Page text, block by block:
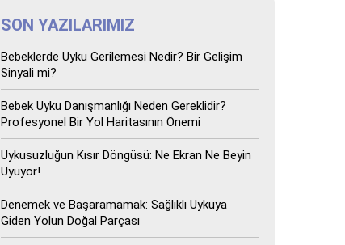
SON YAZILARIMIZ
Bebeklerde Uyku Gerilemesi Nedir? Bir Gelişim
Sinyali mi?
Bebek Uyku Danışmanlığı Neden Gereklidir?
Profesyonel Bir Yol Haritasının Önemi
Uykusuzluğun Kısır Döngüsü: Ne Ekran Ne Beyin
Uyuyor!
Denemek ve Başaramamak: Sağlıklı Uykuya
Giden Yolun Doğal Parçası